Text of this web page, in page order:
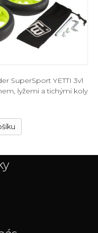
SuperSport YETTI 3v1
lyžemi a tichými koly